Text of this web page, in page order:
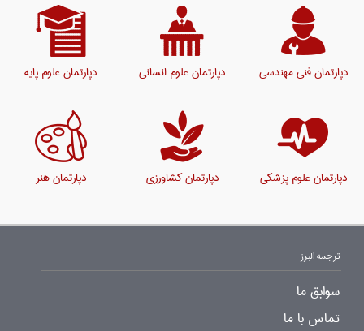
دپارتمان فنی مهندسی دپارتمان علوم انسانی دپارتمان علوم پایه
دپارتمان علوم پزشکی دپارتمان کشاورزی دپارتمان هنر
ترجمه البرز
سوابق ما
تماس با ما